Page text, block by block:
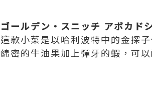
ゴールデン・スニッチ アボカド
這款小菜是以哈利波特中的金探
綿密的牛油果加上彈牙的蝦，可